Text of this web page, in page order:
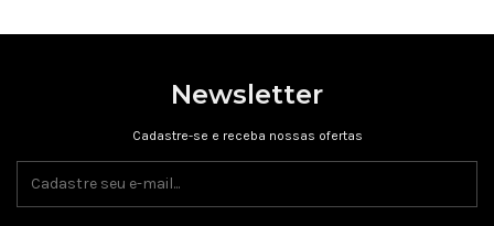
Newsletter
Cadastre-se e receba nossas ofertas